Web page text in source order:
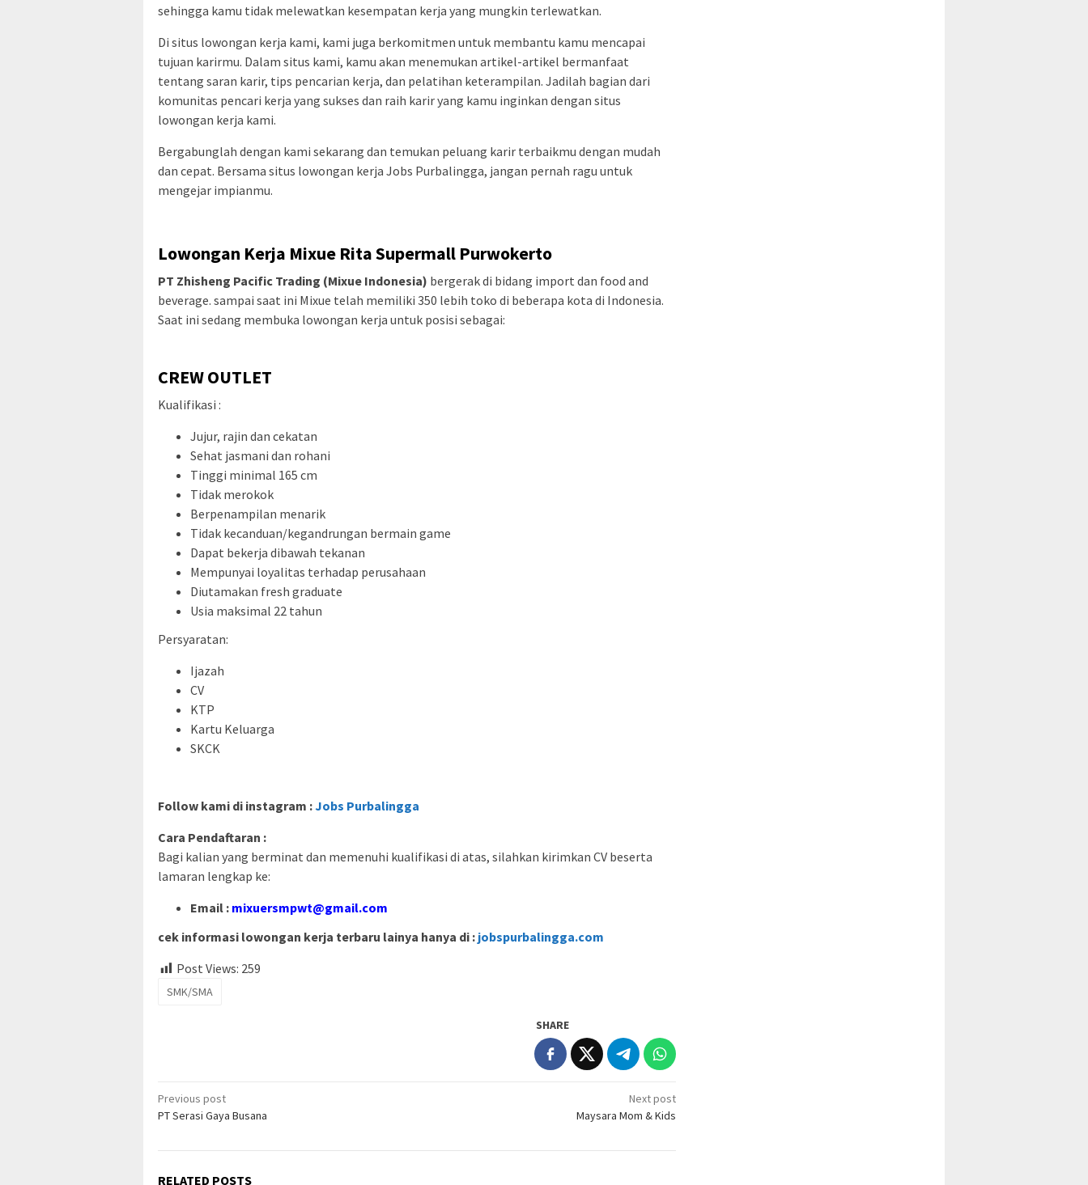
sehingga kamu tidak melewatkan kesempatan kerja yang mungkin terlewatkan.
Di situs lowongan kerja kami, kami juga berkomitmen untuk membantu kamu mencapai
tujuan karirmu. Dalam situs kami, kamu akan menemukan artikel-artikel bermanfaat
tentang saran karir, tips pencarian kerja, dan pelatihan keterampilan. Jadilah bagian dari
komunitas pencari kerja yang sukses dan raih karir yang kamu inginkan dengan situs
lowongan kerja kami.
Bergabunglah dengan kami sekarang dan temukan peluang karir terbaikmu dengan mudah
dan cepat. Bersama situs lowongan kerja Jobs Purbalingga, jangan pernah ragu untuk
mengejar impianmu.
Lowongan Kerja Mixue Rita Supermall Purwokerto
PT Zhisheng Pacific Trading (Mixue Indonesia) bergerak di bidang import dan food and
beverage. sampai saat ini Mixue telah memiliki 350 lebih toko di beberapa kota di Indonesia.
Saat ini sedang membuka lowongan kerja untuk posisi sebagai:
CREW OUTLET
Kualifikasi :
Jujur, rajin dan cekatan
Sehat jasmani dan rohani
Tinggi minimal 165 cm
Tidak merokok
Berpenampilan menarik
Tidak kecanduan/kegandrungan bermain game
Dapat bekerja dibawah tekanan
Mempunyai loyalitas terhadap perusahaan
Diutamakan fresh graduate
Usia maksimal 22 tahun
Persyaratan:
Ijazah
CV
KTP
Kartu Keluarga
SKCK
Follow kami di instagram :Jobs Purbalingga
Cara Pendaftaran :
Bagi kalian yang berminat dan memenuhi kualifikasi di atas, silahkan kirimkan CV beserta
lamaran lengkap ke:
Email : mixuersmpwt@gmail.com
cek informasi lowongan kerja terbaru lainya hanya di : jobspurbalingga.com
Post Views: 259
SMK/SMA
SHARE
Post
navigation
Previous post
PT Serasi Gaya Busana
Next post
Maysara Mom & Kids
RELATED POSTS